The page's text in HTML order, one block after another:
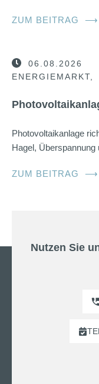
ZUM BEITRAG ⟶
06.08.2026
ENERGIEMARKT
Photovoltaikanlage
Hagel,
ZUM BEITRAG ⟶
Nutzen Sie